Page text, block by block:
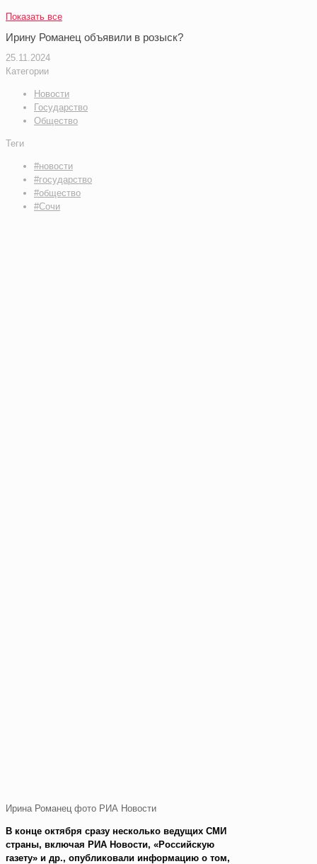
Показать все
Ирину Романец объявили в розыск?
25.11.2024
Категории
Новости
Государство
Общество
Теги
#новости
#государство
#общество
#Сочи
Ирина Романец фото РИА Новости
В конце октября сразу несколько ведущих СМИ
страны, включая РИА Новости, «Российскую
газету» и др., опубликовали информацию о том,